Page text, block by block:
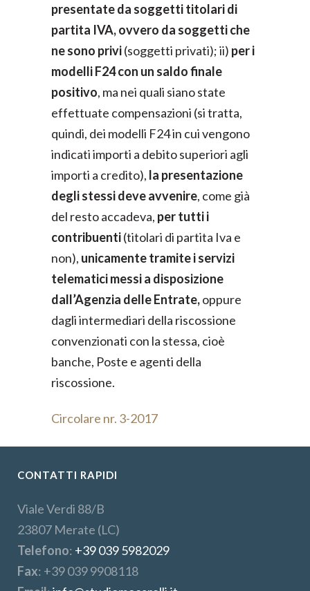
presentate da soggetti titolari di
partita IVA, ovvero da soggetti che
ne sono privi(soggetti privati); ii) per i
modelli F24 con un saldo finale
positivo, ma nei quali siano state
effettuate compensazioni (si tratta,
quindi, dei modelli F24 in cui vengono
indicati importi a debito superiori agli
importi a credito), la presentazione
degli stessi deve avvenire, come già
del resto accadeva, per tutti i
contribuenti(titolari di partita Iva e
non), unicamente tramite i servizi
telematici messi a disposizione
dall’Agenzia delle Entrate,oppure
dagli intermediari della riscossione
convenzionati con la stessa, cioè
banche, Poste e agenti della
riscossione.
Circolare nr. 3-2017
CONTATTI RAPIDI
Viale Verdi 88/B
23807 Merate (LC)
Telefono: +39 039 5982029
Fax: +39 039 9908118